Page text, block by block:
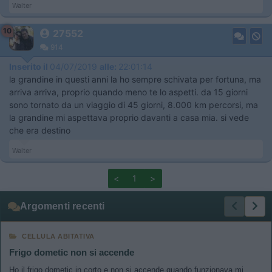
Walter
10 27552
914
Inserito il 04/07/2019 alle: 22:01:14
la grandine in questi anni la ho sempre schivata per fortuna, ma
arriva arriva, proprio quando meno te lo aspetti. da 15 giorni
sono tornato da un viaggio di 45 giorni, 8.000 km percorsi, ma
la grandine mi aspettava proprio davanti a casa mia. si vede
che era destino
Walter
< 1 >
Argomenti recenti
CELLULA ABITATIVA
Frigo dometic non si accende
Ho il frigo dometic in corto e non si accende quando funzionava mi